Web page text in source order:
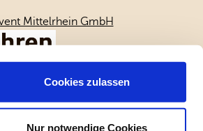
Cookies zulassen
Nur notwendige Cookies
Mittelrhein GmbH